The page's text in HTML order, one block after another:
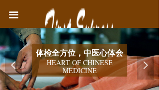
끀
首页
中医院简介
医疗业务
健康教育
体检全方位，中医心体会
HEART OF CHINESE
MEDICINE
넳 넲